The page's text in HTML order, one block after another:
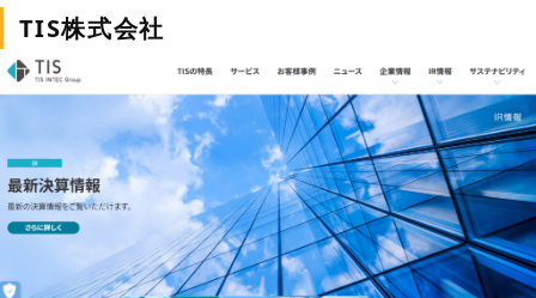
TIS株式会社